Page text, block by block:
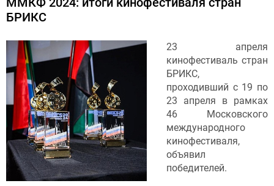
БРИКС
23 апреля
кинофестиваль стран
БРИКС,
проходивший с 19 по
23 апреля в рамках
46 Московского
международного
кинофестиваля,
объявил
победителей.